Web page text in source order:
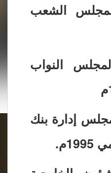
الشعب
النواب
إدارة بنك